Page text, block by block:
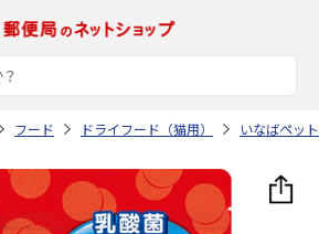
フード ドライフード（猫用） いなばペッ